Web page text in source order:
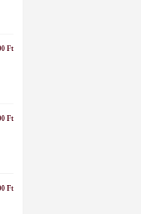
Ft
Ft
Ft